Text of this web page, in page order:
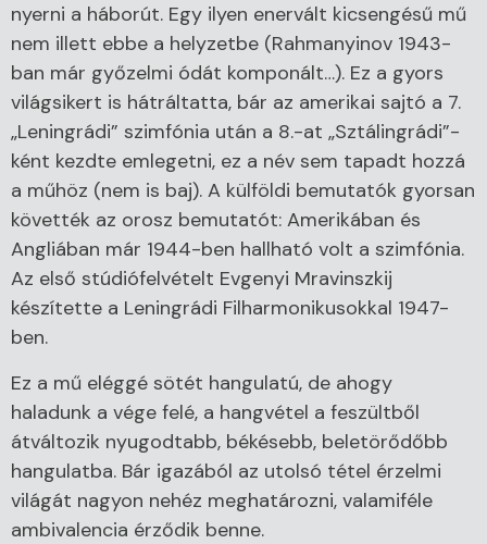
nyerni a háborút. Egy ilyen enervált kicsengésű mű
nem illett ebbe a helyzetbe (Rahmanyinov 1943-
ban már győzelmi ódát komponált…). Ez a gyors
világsikert is hátráltatta, bár az amerikai sajtó a 7.
„Leningrádi” szimfónia után a 8.-at „Sztálingrádi”-
ként kezdte emlegetni, ez a név sem tapadt hozzá
a műhöz (nem is baj). A külföldi bemutatók gyorsan
követték az orosz bemutatót: Amerikában és
Angliában már 1944-ben hallható volt a szimfónia.
Az első stúdiófelvételt Evgenyi Mravinszkij
készítette a Leningrádi Filharmonikusokkal 1947-
ben.
Ez a mű eléggé sötét hangulatú, de ahogy
haladunk a vége felé, a hangvétel a feszültből
átváltozik nyugodtabb, békésebb, beletörődőbb
hangulatba. Bár igazából az utolsó tétel érzelmi
világát nagyon nehéz meghatározni, valamiféle
ambivalencia érződik benne.